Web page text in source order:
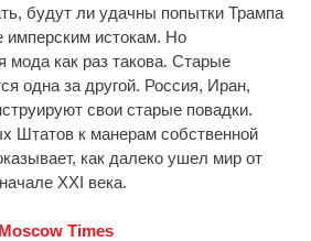
будут ли удачны попытки Трампа
имперским истокам. Но
мода как раз такова. Старые
одна за другой. Россия, Иран,
свои старые повадки.
Штатов к манерам собственной
как далеко ушел мир от
XXI века.
Times